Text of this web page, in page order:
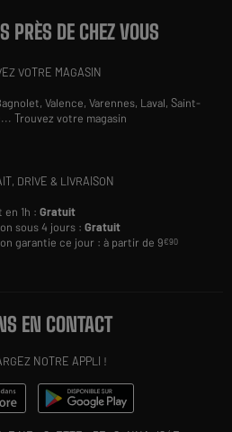
PRÈS DE CHEZ VOUS
VOTRE MAGASIN
Valence,Varennes, Laval,Saint-
...Trouvez votre magasin
DRIVE & LIVRAISON
en 1h :Gratuit
sous 4 jours :Gratuit
garantie ce jour : à partir de 9€90
EN CONTACT
NOTRE APPLI !